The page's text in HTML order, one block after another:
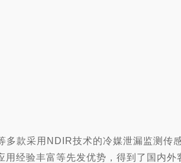
款采用NDIR技术的冷媒泄漏监测传
用经验丰富等先发优势，得到了国内外